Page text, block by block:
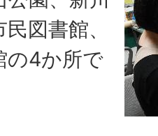
図書館、
の4か所で